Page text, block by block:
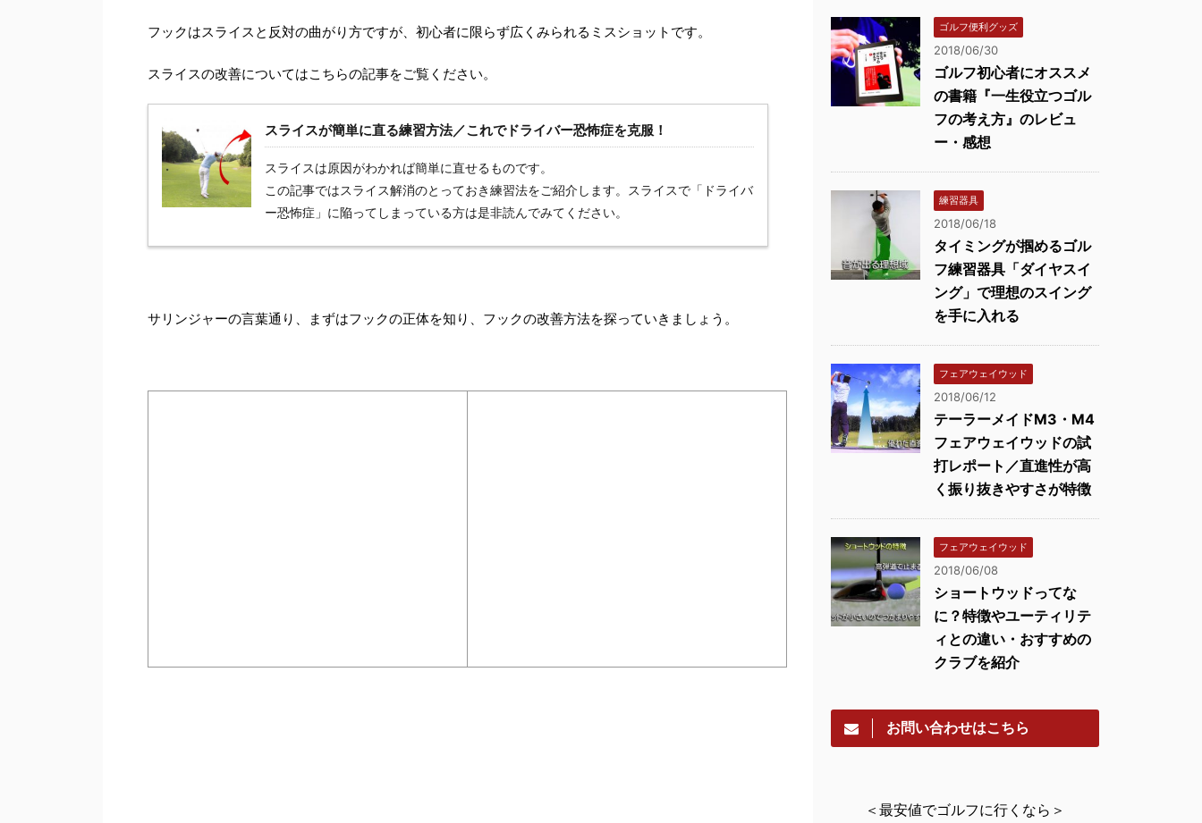
フックはスライスと反対の曲がり方ですが、初心者に限らず広くみられるミスショットです。
スライスの改善についてはこちらの記事をご覧ください。
スライスが簡単に直る練習方法／これでドライバー恐怖症を克服！
スライスは原因がわかれば簡単に直せるものです。
この記事ではスライス解消のとっておき練習法をご紹介します。スライスで「ドライバ
ー恐怖症」に陥ってしまっている方は是非読んでみてください。
サリンジャーの言葉通り、まずはフックの正体を知り、フックの改善方法を探っていきましょう。
ゴルフ便利グッズ
2018/06/30
ゴルフ初心者にオススメ
の書籍『一生役立つゴル
フの考え方』のレビュ
ー・感想
練習器具
2018/06/18
タイミングが掴めるゴル
フ練習器具「ダイヤスイ
ング」で理想のスイング
を手に入れる
フェアウェイウッド
2018/06/12
テーラーメイドM3・M4
フェアウェイウッドの試
打レポート／直進性が高
く振り抜きやすさが特徴
フェアウェイウッド
2018/06/08
ショートウッドってな
に？特徴やユーティリテ
ィとの違い・おすすめの
クラブを紹介
お問い合わせはこちら
＜最安値でゴルフに行くなら＞